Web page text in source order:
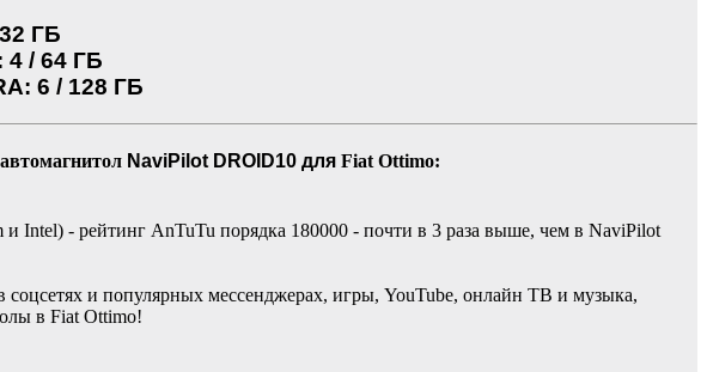
ГБ
4 / 64 ГБ
6 / 128 ГБ
NaviPilot DROID10 для Fiat Ottimo:
- рейтинг AnTuTu порядка 180000 - почти в 3 раза выше, чем в NaviPilot
соцсетях и популярных мессенджерах, игры, YouTube, онлайн ТВ и музыка,
в Fiat Ottimo!